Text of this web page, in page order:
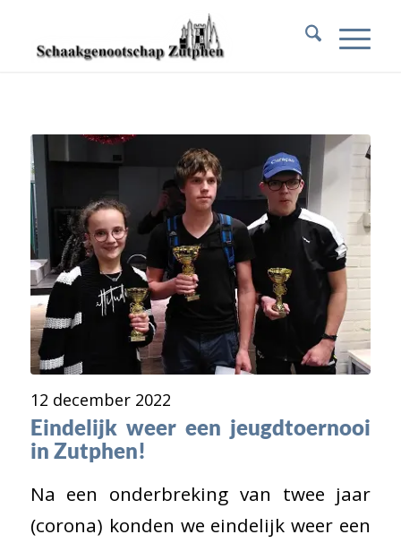
12 december 2022
Eindelijk weer een jeugdtoernooi
in Zutphen!
Na een onderbreking van twee jaar
(corona) konden we eindelijk weer een